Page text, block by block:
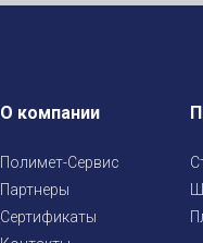
О компании
Полимет-Сервис
Партнеры
Сертификаты